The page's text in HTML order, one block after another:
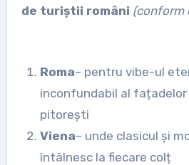
de turiștii români (conform
Roma– pentru vibe-ul
inconfundabil al
pitorești
Viena– unde clasicul și
întâlnesc la fiecare colț